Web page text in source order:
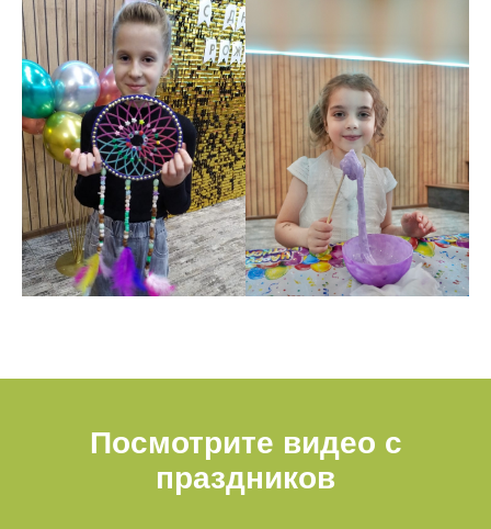
Посмотрите видео с
праздников